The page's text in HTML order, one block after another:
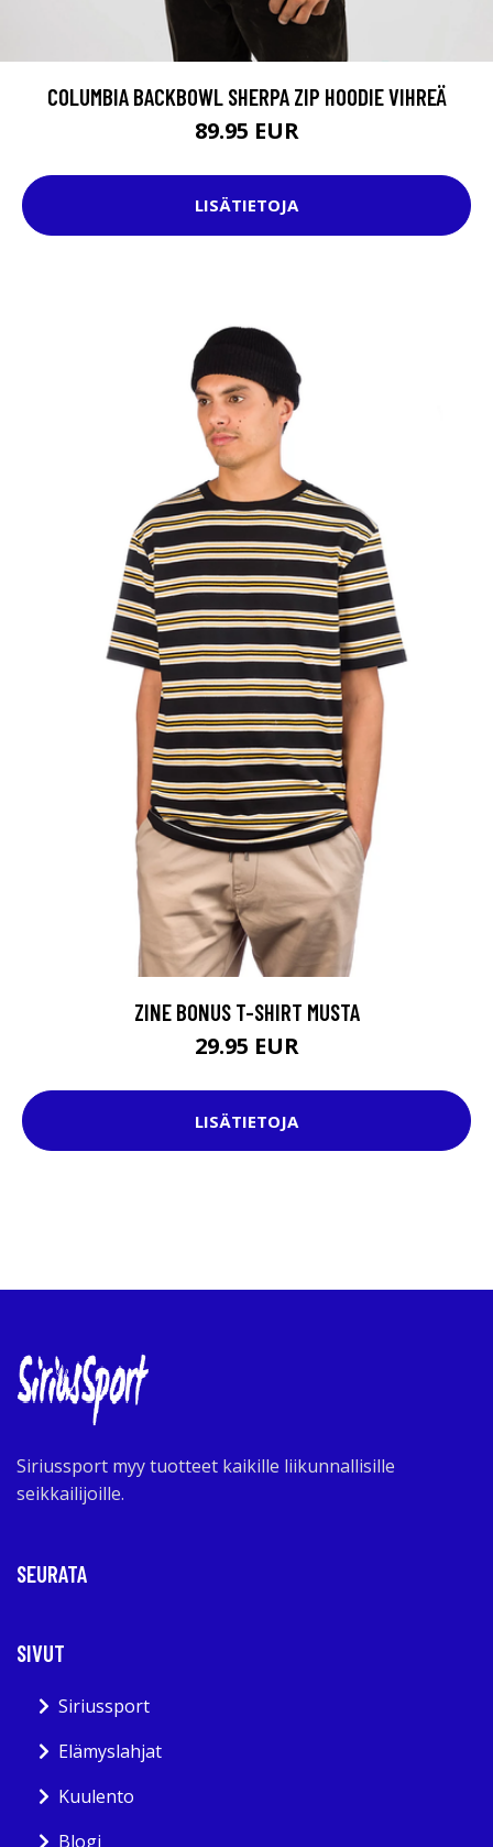
COLUMBIA BACKBOWL SHERPA ZIP HOODIE VIHREÄ
89.95 EUR
LISÄTIETOJA
ZINE BONUS T-SHIRT MUSTA
29.95 EUR
LISÄTIETOJA
Siriussport myy tuotteet kaikille liikunnallisille
seikkailijoille.
SEURATA
SIVUT
Siriussport
Elämyslahjat
Kuulento
Blogi